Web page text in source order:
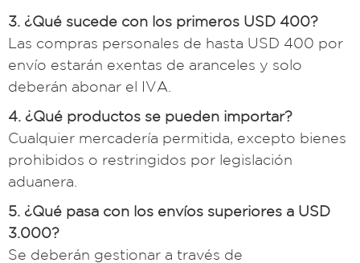
3. ¿Qué sucede con los primeros USD 400?
Las compras personales de hasta USD 400 por
envío estarán exentas de aranceles y solo
deberán abonar el IVA.
4. ¿Qué productos se pueden importar?
Cualquier mercadería permitida, excepto bienes
prohibidos o restringidos por legislación
aduanera.
5. ¿Qué pasa con los envíos superiores a USD
3.000?
Se deberán gestionar a través de